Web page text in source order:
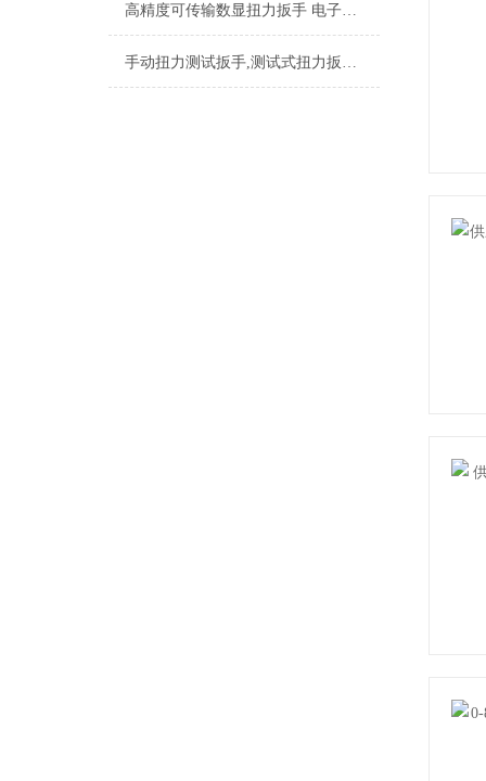
高精度可传输数显扭力扳手 电子数显可传输扭矩扳手
手动扭力测试扳手,测试式扭力扳手,测力牌扭力扳手